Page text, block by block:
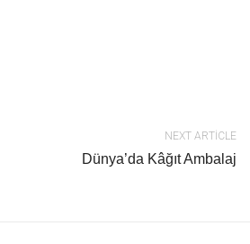
NEXT ARTICLE
Dünya’da Kâğıt Ambalaj